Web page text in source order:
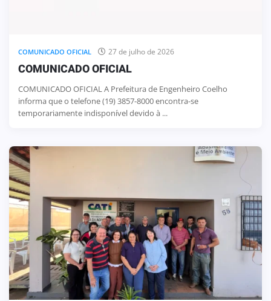
COMUNICADO OFICIAL 27 de julho de 2026
COMUNICADO OFICIAL
COMUNICADO OFICIAL A Prefeitura de Engenheiro Coelho
informa que o telefone (19) 3857-8000 encontra-se
temporariamente indisponível devido à ...